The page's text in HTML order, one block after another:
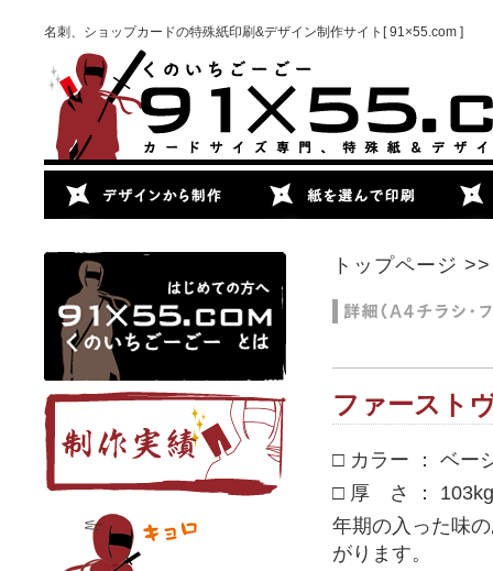
名刺、ショップカードの特殊紙印刷&デザイン制作サイト[ 91×55.com ]
トップページ
ファースト
□ カラー ： ベー
□ 厚 さ ： 103kg
年期の入った味
がります。